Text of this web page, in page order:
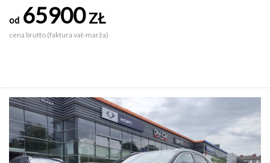
od 65900ZŁ
cena brutto (faktura vat-marża)